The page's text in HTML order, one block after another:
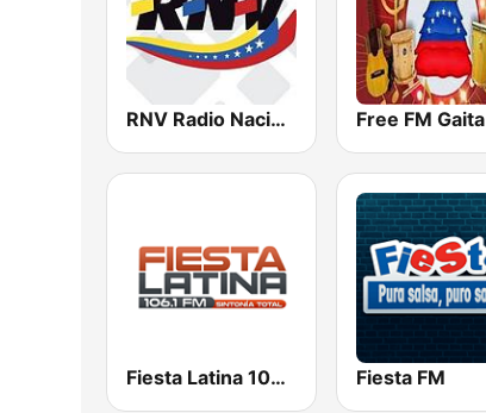
RNV Radio Nacional de Venezuela Free FM Gaita
Fiesta Latina 106.1 FM Fiesta FM